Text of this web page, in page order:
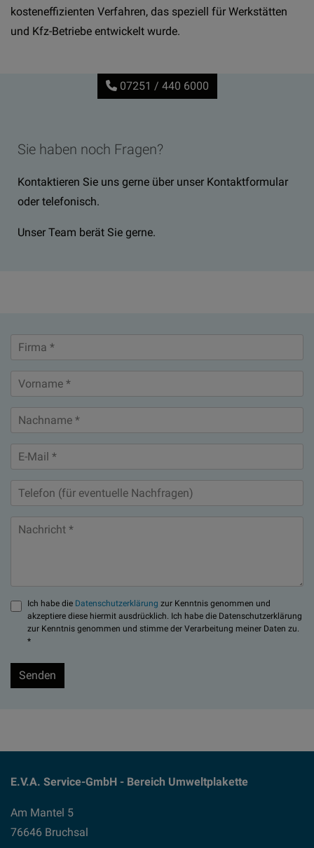
kosteneffizienten Verfahren, das speziell für Werkstätten
und Kfz-Betriebe entwickelt wurde.
07251 / 440 6000
Sie haben noch Fragen?
Kontaktieren Sie uns gerne über unser Kontaktformular
oder telefonisch.
Unser Team berät Sie gerne.
Ich habe die Datenschutzerklärung zur Kenntnis genommen und
akzeptiere diese hiermit ausdrücklich. Ich habe die Datenschutzerklärung
zur Kenntnis genommen und stimme der Verarbeitung meiner Daten zu.
*
E.V.A. Service-GmbH - Bereich Umweltplakette
Am Mantel 5
76646 Bruchsal